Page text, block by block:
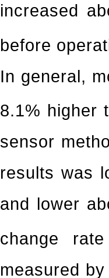
increased
before
In general,
8.1% higher
sensor
results was
and lower
change
measured